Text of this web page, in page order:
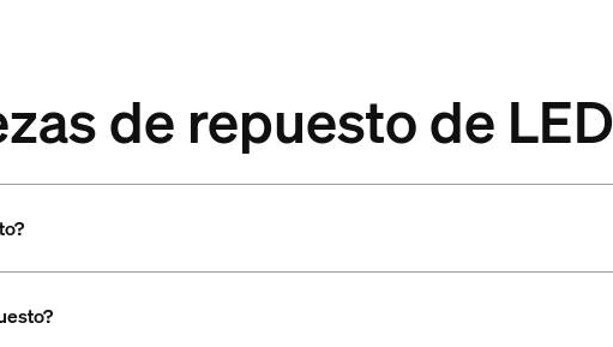
de repuesto de LED